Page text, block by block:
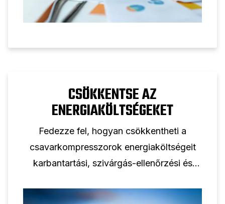
CSÖKKENTSE AZ
ENERGIAKÖLTSÉGEKET
Fedezze fel, hogyan csökkentheti a
csavarkompresszorok energiaköltségeit
karbantartási, szivárgás-ellenőrzési és
megoldásokkal kapcsolatos tippjeinkkel.